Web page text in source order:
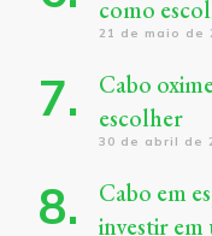
como
21 de maio de
Cabo
escolher
30 de abril de
Cabo em
investir em